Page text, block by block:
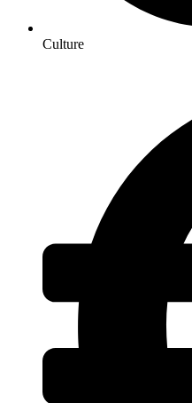
Culture